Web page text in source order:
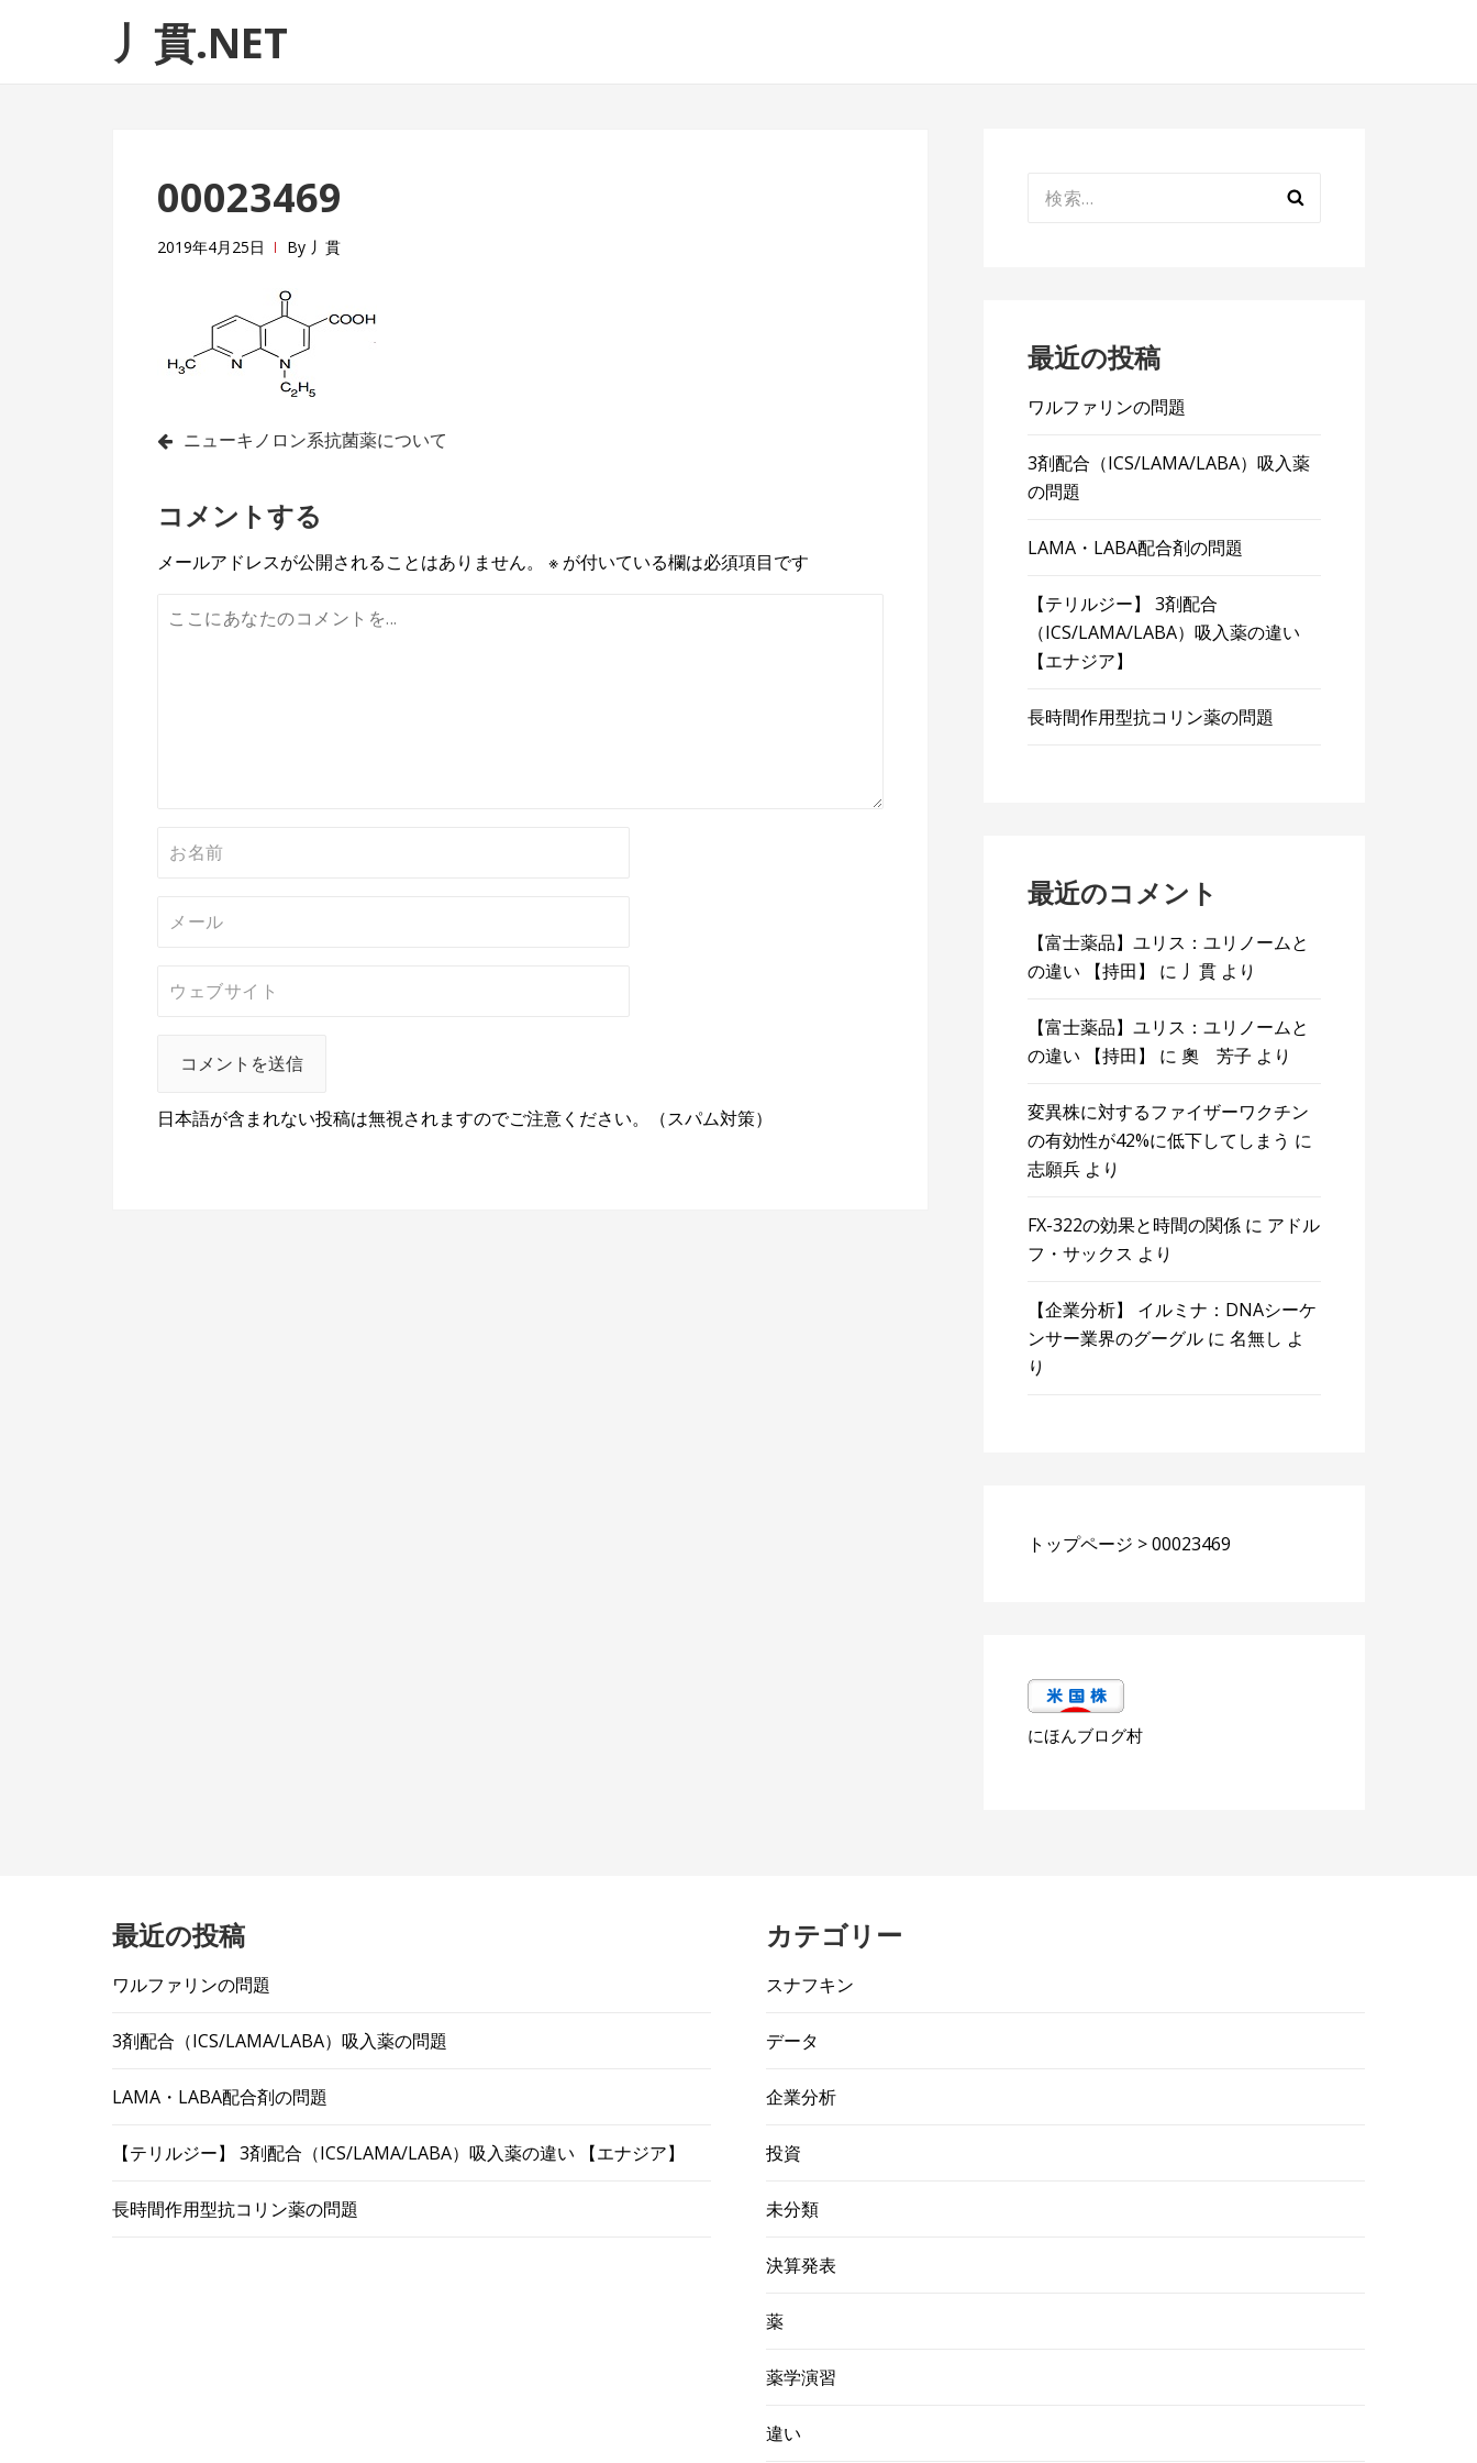
ゲ
テ丿貫.NET
00023469
2019年4月25日 By 丿貫
投
ナ
ビ
ゲ
ニューキノロン系抗菌薬について
コメントする
メールアドレスが公開されることはありません。 ※ が付いている欄は必須項目です
日本語が含まれない投稿は無視されますのでご注意ください。（スパム対策）
索:
最近の投稿
ワルファリンの問題
3剤配合（ICS/LAMA/LABA）吸入薬
の問題
LAMA・LABA配合剤の問題
【テリルジー】 3剤配合
（ICS/LAMA/LABA）吸入薬の違い
【エナジア】
長時間作用型抗コリン薬の問題
最近のコメント
【富士薬品】ユリス：ユリノームと
の違い 【持田】
に 丿貫 より
【富士薬品】ユリス：ユリノームと
の違い 【持田】
に奧 芳子 より
変異株に対するファイザーワクチン
の有効性が42%に低下してしまう に
志願兵 より
FX-322の効果と時間の関係 に アドル
フ・サックス より
【企業分析】 イルミナ：DNAシーケ
ンサー業界のグーグル に名無し よ
り
トップページ >00023469
にほんブログ村
最近の投稿
ワルファリンの問題
3剤配合（ICS/LAMA/LABA）吸入薬の問題
LAMA・LABA配合剤の問題
【テリルジー】 3剤配合（ICS/LAMA/LABA）吸入薬の違い 【エナジア】
長時間作用型抗コリン薬の問題
カテゴリー
スナフキン
データ
企業分析
投資
未分類
決算発表
薬
薬学演習
違い